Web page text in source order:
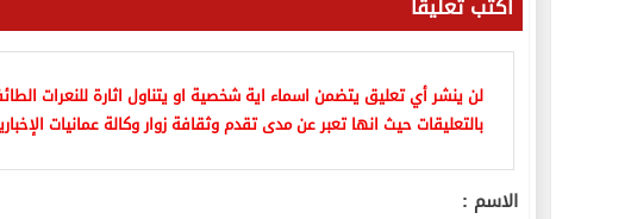
لن ينشر أي تعليق يتضمن اسماء اية شخصية او يتناول اثارة للنعرات
بالتعليقات حيث انها تعبر عن مدى تقدم وثقافة زوار وكالة عمانيات
الاسم :